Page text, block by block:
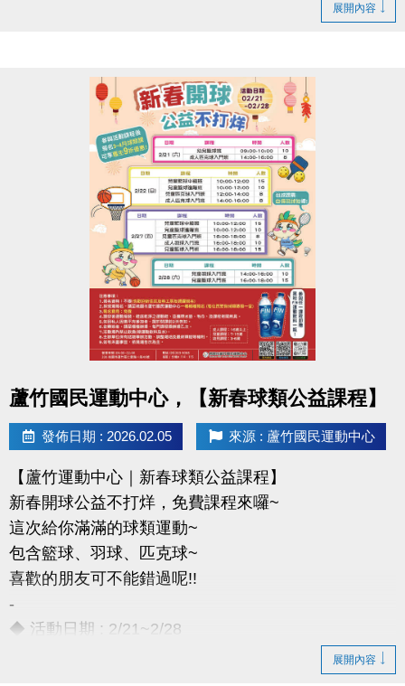
獎品替代之，得獎者不得異議。
※ 若原定獎項因故無法提供，得另以等值獎品替代
之，得獎者不得異議
※ 場地預約時段及活動詳細規則請見活動海報內容
※ 本中心保有活動最終變更及修改之權利
※ 如有其他未盡事宜，本中心有權補充或修正
※ 折抵票劵皆有使用期限，使用時請注意並於期限內
※ 抽獎活動於1F櫃台出示消費發票，即可進行抽獎
※ 領獎時需要準備相關證件以資核銷，如不願提供素
補償措施：月卡、貴賓劵、優惠劵順延、
課程退費或調整，其他請洽櫃檯協助。
造成不便，敬請見諒，感謝您的理解與支持
蘆竹國民運動中心 敬啟
-洽詢專線：03-2639066 #111
-官網 :
https://www.lzsports.com.tw/zh_TW/news/pageID/1/
-FB : 桃園市蘆竹國民運動中心
-IG : @luzhusports
展開內容
蘆竹國民運動中心，【新春球類公益課程】
發佈日期 : 2026.02.05 來源 : 蘆竹國民運動中心
【蘆竹運動中心｜新春球類公益課程】
新春開球公益不打烊，免費課程來囉~
這次給你滿滿的球類運動~
包含籃球、羽球、匹克球~
喜歡的朋友可不能錯過呢!!
-
◆ 活動日期 : 2/21~2/28
展開內容